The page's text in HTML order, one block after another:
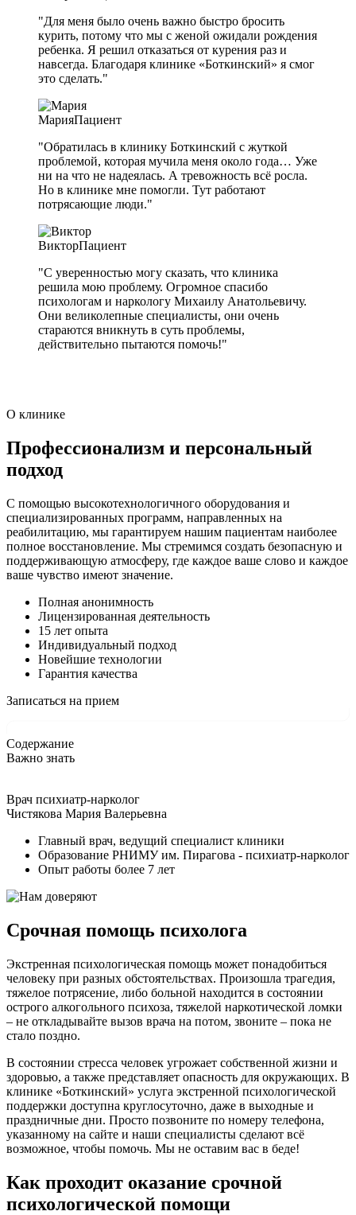
"Для меня было очень важно быстро бросить
курить, потому что мы с женой ожидали рождения
ребенка. Я решил отказаться от курения раз и
навсегда. Благодаря клинике «Боткинский» я смог
это сделать."
МарияПациент
"Обратилась в клинику Боткинский с жуткой
проблемой, которая мучила меня около года… Уже
ни на что не надеялась. А тревожность всё росла.
Но в клинике мне помогли. Тут работают
потрясающие люди."
ВикторПациент
"С уверенностью могу сказать, что клиника
решила мою проблему. Огромное спасибо
психологам и наркологу Михаилу Анатольевичу.
Они великолепные специалисты, они очень
стараются вникнуть в суть проблемы,
действительно пытаются помочь!"
О клинике
Профессионализм и персональный
подход
С помощью высокотехнологичного оборудования и
специализированных программ, направленных на
реабилитацию, мы гарантируем нашим пациентам наиболее
полное восстановление. Мы стремимся создать безопасную и
поддерживающую атмосферу, где каждое ваше слово и каждое
ваше чувство имеют значение.
Полная анонимность
Лицензированная деятельность
15 лет опыта
Индивидуальный подход
Новейшие технологии
Гарантия качества
Записаться на прием
Содержание
Важно знать
Врач психиатр-нарколог
Чистякова Мария Валерьевна
Главный врач, ведущий специалист клиники
Образование РНИМУ им. Пирагова - психиатр-нарколог
Опыт работы более 7 лет
Срочная помощь психолога
Экстренная психологическая помощь может понадобиться
человеку при разных обстоятельствах. Произошла трагедия,
тяжелое потрясение, либо больной находится в состоянии
острого алкогольного психоза, тяжелой наркотической ломки
– не откладывайте вызов врача на потом, звоните – пока не
стало поздно.
В состоянии стресса человек угрожает собственной жизни и
здоровью, а также представляет опасность для окружающих. В
клинике «Боткинский» услуга экстренной психологической
поддержки доступна круглосуточно, даже в выходные и
праздничные дни. Просто позвоните по номеру телефона,
указанному на сайте и наши специалисты сделают всё
возможное, чтобы помочь. Мы не оставим вас в беде!
Как проходит оказание срочной
психологической помощи